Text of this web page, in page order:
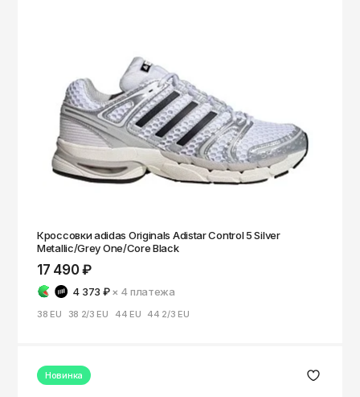
Кроссовки adidas Originals Adistar Control 5 Silver
Metallic/Grey One/Core Black
17 490 ₽
4 373 ₽ × 4платежа
38 EU 38 2/3 EU 44 EU 44 2/3 EU
Новинка